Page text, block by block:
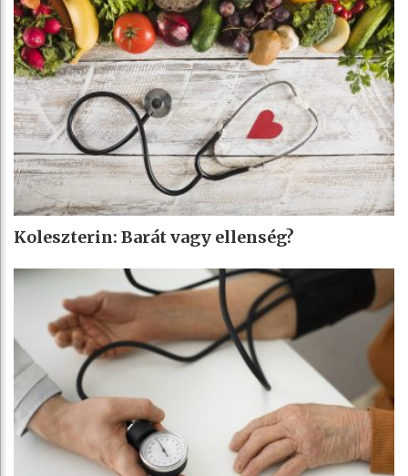
Koleszterin: Barát vagy ellenség?